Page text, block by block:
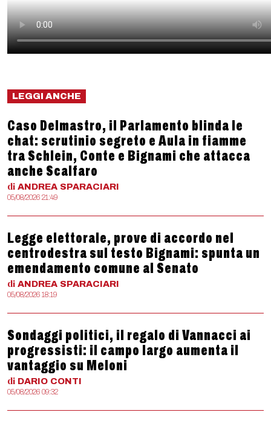
LEGGI ANCHE
Caso Delmastro, il Parlamento blinda le
chat: scrutinio segreto e Aula in fiamme
tra Schlein, Conte e Bignami che attacca
anche Scalfaro
di ANDREA SPARACIARI
05/08/2026 21:49
Legge elettorale, prove di accordo nel
centrodestra sul testo Bignami: spunta un
emendamento comune al Senato
di ANDREA SPARACIARI
05/08/2026 18:19
Sondaggi politici, il regalo di Vannacci ai
progressisti: il campo largo aumenta il
vantaggio su Meloni
di DARIO CONTI
05/08/2026 09:32